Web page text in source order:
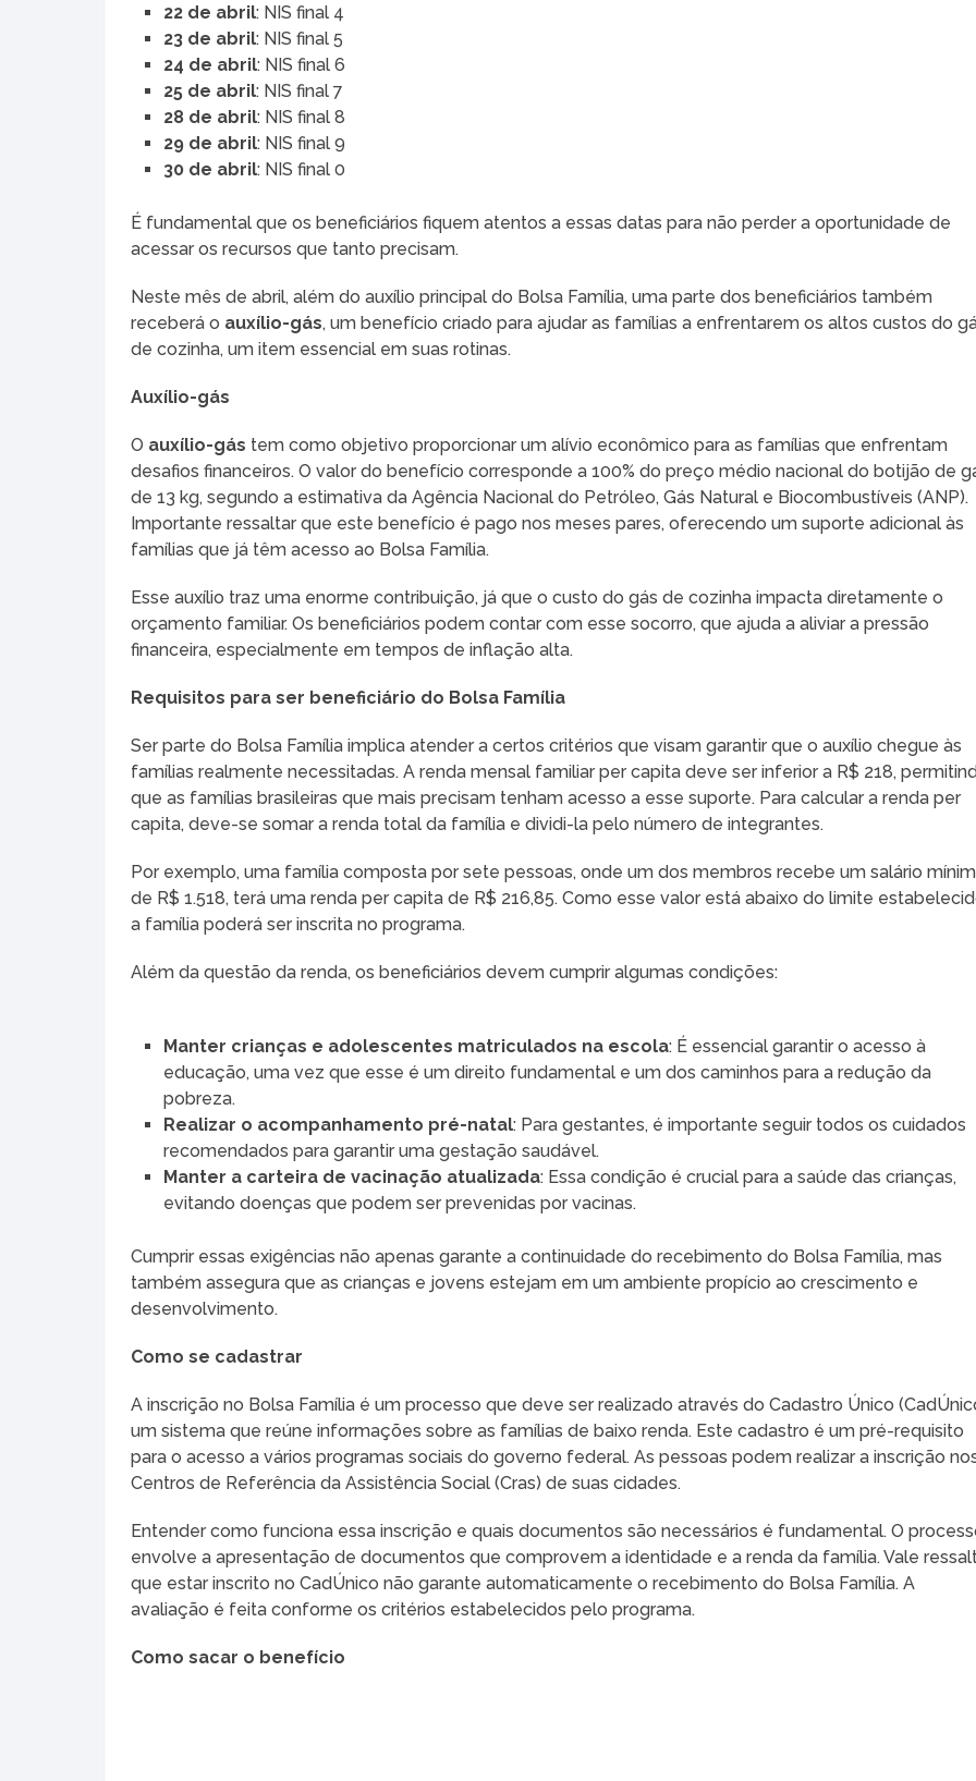
22 de abril: NIS final 4
23 de abril: NIS final 5
24 de abril: NIS final 6
25 de abril: NIS final 7
28 de abril: NIS final 8
29 de abril: NIS final 9
30 de abril: NIS final 0
É fundamental que os beneficiários fiquem atentos a essas datas para não perder a oportunidade de
acessar os recursos que tanto precisam.
Neste mês de abril, além do auxílio principal do Bolsa Família, uma parte dos beneficiários também
receberá o auxílio-gás, um benefício criado para ajudar as famílias a enfrentarem os altos custos do
de cozinha, um item essencial em suas rotinas.
Auxílio-gás
O auxílio-gás tem como objetivo proporcionar um alívio econômico para as famílias que enfrentam
desafios financeiros. O valor do benefício corresponde a 100% do preço médio nacional do botijão de
de 13 kg, segundo a estimativa da Agência Nacional do Petróleo, Gás Natural e Biocombustíveis (ANP).
Importante ressaltar que este benefício é pago nos meses pares, oferecendo um suporte adicional às
famílias que já têm acesso ao Bolsa Família.
Esse auxílio traz uma enorme contribuição, já que o custo do gás de cozinha impacta diretamente o
orçamento familiar. Os beneficiários podem contar com esse socorro, que ajuda a aliviar a pressão
financeira, especialmente em tempos de inflação alta.
Requisitos para ser beneficiário do Bolsa Família
Ser parte do Bolsa Família implica atender a certos critérios que visam garantir que o auxílio chegue às
famílias realmente necessitadas. A renda mensal familiar per capita deve ser inferior a R$ 218,
que as famílias brasileiras que mais precisam tenham acesso a esse suporte. Para calcular a renda per
capita, deve-se somar a renda total da família e dividi-la pelo número de integrantes.
Por exemplo, uma família composta por sete pessoas, onde um dos membros recebe um salário
de R$ 1.518, terá uma renda per capita de R$ 216,85. Como esse valor está abaixo do limite
a família poderá ser inscrita no programa.
Além da questão da renda, os beneficiários devem cumprir algumas condições:
Manter crianças e adolescentes matriculados na escola: É essencial garantir o acesso à
educação, uma vez que esse é um direito fundamental e um dos caminhos para a redução da
pobreza.
Realizar o acompanhamento pré-natal: Para gestantes, é importante seguir todos os cuidados
recomendados para garantir uma gestação saudável.
Manter a carteira de vacinação atualizada: Essa condição é crucial para a saúde das crianças,
evitando doenças que podem ser prevenidas por vacinas.
Cumprir essas exigências não apenas garante a continuidade do recebimento do Bolsa Família, mas
também assegura que as crianças e jovens estejam em um ambiente propício ao crescimento e
desenvolvimento.
Como se cadastrar
A inscrição no Bolsa Família é um processo que deve ser realizado através do Cadastro Único
um sistema que reúne informações sobre as famílias de baixo renda. Este cadastro é um pré-requisito
para o acesso a vários programas sociais do governo federal. As pessoas podem realizar a inscrição
Centros de Referência da Assistência Social (Cras) de suas cidades.
Entender como funciona essa inscrição e quais documentos são necessários é fundamental. O
envolve a apresentação de documentos que comprovem a identidade e a renda da família. Vale
que estar inscrito no CadÚnico não garante automaticamente o recebimento do Bolsa Família. A
avaliação é feita conforme os critérios estabelecidos pelo programa.
Como sacar o benefício